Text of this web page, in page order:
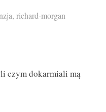
, richard-morgan
czym dokarmiali mą